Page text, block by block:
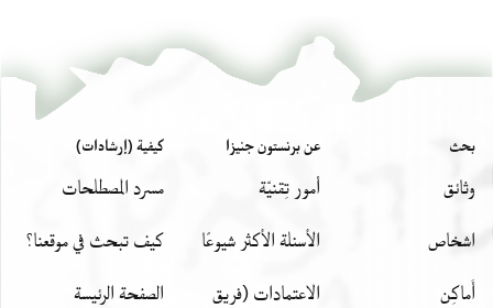
بحث
وثائق
اشخاص
أَماكِن
عن برنستون جنيزا
أمور تِقنيّة
الأسئلة الأكثر شيوعًا
الاعتمادات (فريق
كيفية (إرشادات)
مسرد المصطلحات
كيف تبحث في موقعنا؟
الصفحة الرئيسة